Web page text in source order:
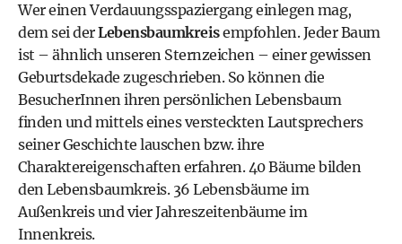
Wer einen Verdauungsspaziergang einlegen mag,
dem sei derLebensbaumkreisempfohlen. Jeder Baum
ist – ähnlich unseren Sternzeichen – einer gewissen
Geburtsdekade zugeschrieben. So können die
BesucherInnen ihren persönlichen Lebensbaum
finden und mittels eines versteckten Lautsprechers
seiner Geschichte lauschen bzw. ihre
Charaktereigenschaften erfahren. 40 Bäume bilden
den Lebensbaumkreis. 36 Lebensbäume im
Außenkreis und vier Jahreszeitenbäume im
Innenkreis.